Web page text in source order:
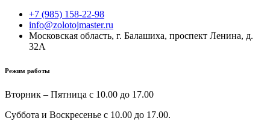
+7 (985) 158-22-98
info@zolotojmaster.ru
Московская область, г. Балашиха, проспект Ленина, д.
32А
Режим работы
Вторник – Пятница с 10.00 до 17.00
Суббота и Воскресенье с 10.00 до 17.00.